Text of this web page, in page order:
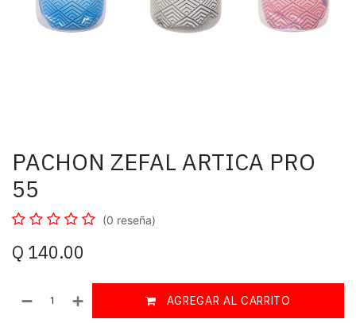
PACHON ZEFAL ARTICA PRO
55
(0 reseña)
Q 140.00
AGREGAR AL CARRITO